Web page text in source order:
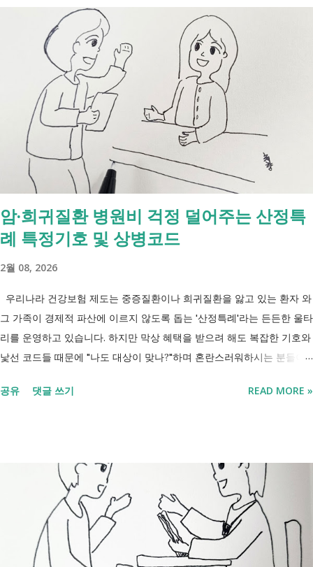
일 발표된 보건복지부 업무계획에 담긴 내용은 무엇인가요? 2027년 보건
복지부의 업무계획에 담긴 장애인관련은 어떤 내용이 있는지 살펴보겠습
니다. 정부 업무계획 내용 추진 시기 3급 단일장애까지 장애인연금 지급
2027년 중증장애인 생계급여 부양의무자 기준 폐지 2027년 하반기 활동
지원서비스 65세 이후 선택권 보장 2027년 7월 최중증 발달장애인 24시
간 긴급돌봄 확대 확대 추진 장애인 공공일자리 지속 확대 계속 추진 ※
업무계획에 담긴 내용으로, 법 개정과 예산 반영 등을 거쳐 시행될 예정
입니다. 부모와 함께 살아도 장애인연금을 받을 수 있을까요? 이번 보건
복지부 업무계획이 발표된 뒤 많은 분들이 질문하셨습니다. "부모와 같이
살면 장애인연금을 받을 수 없나요?" "혼자 살아야만 받을 수 있는 건가
요?" 결론부터 말씀드리면 부모와 함께 거주한다는 이유만으로 장애인연
금을 받을 수 없는 것은 아닙니다. 많은 분들이 이번 업무계획에 포함된
로 생각하기 쉽지만, 두 제도는 지급 기준이 서로 다릅니다. 구분 장애인
연금 생계급여 목적 장애로 인한 ...
암·희귀질환 병원비 걱정 덜어주는 산정특
례 특정기호 및 상병코드
2월 08, 2026
우리나라 건강보험 제도는 중증질환이나 희귀질환을 앓고 있는 환자 와
그 가족이 경제적 파산에 이르지 않도록 돕는 '산정특례'라는 든든한 울타
리를 운영하고 있습니다. 하지만 막상 혜택을 받으려 해도 복잡한 기호와
낯선 코드들 때문에 "나도 대상이 맞나?"하며 혼란스러워하시는 분들이
닙니다. 여러분의 병원비를 90%에서 최대 95%까지 국가가 대신 부담해
건복지부 고시 개정에 따라 추가되거나 변경될 수 있습니다. 이번 글은
2026년 기준 최신 산정특례 특정기호(V코드)를 반영해 정리 했습니다. 다
음과 같은 내용을 한 번에 확인할 수 있습니다. - 암·희귀질환 산정특례 V
코드 - 뇌혈관질환·심장질환 산정특례 - 중증화상·중증외상 적용 코드 -
장기이식 및 혈액투석 등 특례 대상 - 치매·극희귀질환·상세불명 희귀질
공유 댓글 쓰기 READ MORE »